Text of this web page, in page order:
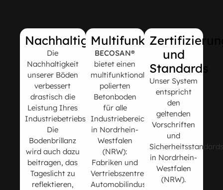
Nachhaltigkeit
Die
Nachhaltigkeit
unserer Böden
verbessert
drastisch die
Leistung Ihres
Industriebetriebs.
Die
Bodenbrillanz
wird auch dazu
beitragen, das
Tageslicht zu
reflektieren,
Multifunktional
BECOSAN®
bietet einen
multifunktionalen
polierten
Betonboden
für alle
Industriebereiche
in Nordrhein-
Westfalen
(NRW):
Fabriken und
Vertriebszentren,
Automobilindustrie,
und
Standards
Unser System
entspricht
den
geltenden
Vorschriften
und
Sicherheitsstandards
in Nordrhein-
Westfalen
(NRW).